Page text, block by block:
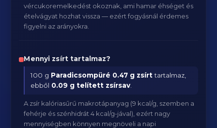
vércukoremelkedést okoznak, ami hamar éhséget és
ételvágyat hozhat vissza — ezért fogyásnál érdemes
figyelni az arányokra.
Mennyi zsírt tartalmaz?
100 g Paradicsompüré 0.47 g zsírttartalmaz,
ebből 0.09 g telített zsírsav
A zsír kalóriasűrű makrotápanyag (9 kcal/g, szemben a
fehérje és szénhidrát 4 kcal/g-jával), ezért nagy
mennyiségben könnyen megnöveli a napi